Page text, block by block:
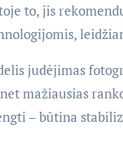
to, jis
judėjimas
mažiausias
– būtina